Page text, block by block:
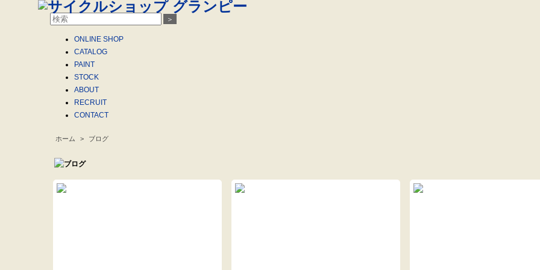
＞
ONLINE SHOP
CATALOG
PAINT
STOCK
ABOUT
RECRUIT
CONTACT
ホーム > ブログ